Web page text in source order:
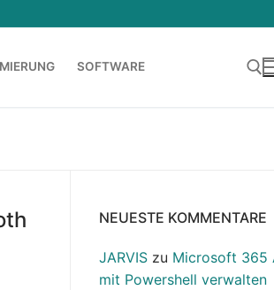
SOFTWARE
NEUESTE KOMMENTARE
JARVIS zu Microsoft 365
mit Powershell verwalten